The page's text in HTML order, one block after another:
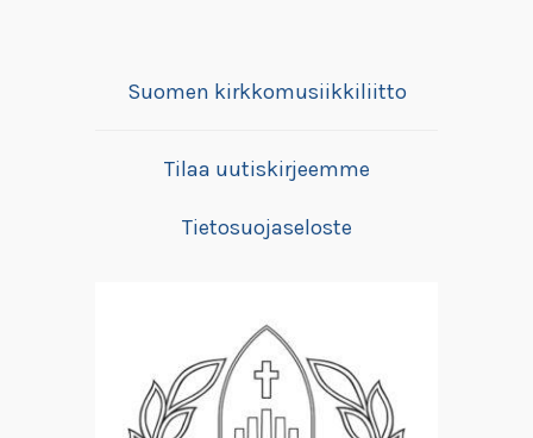
Suomen kirkkomusiikkiliitto
Tilaa uutiskirjeemme
Tietosuojaseloste